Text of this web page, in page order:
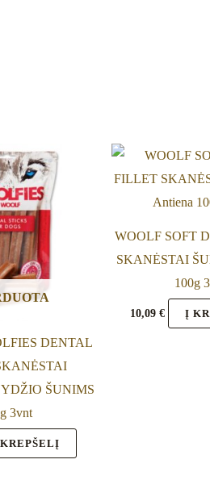
DENTAL
ŠUNIMS
3vnt
WOOLF SOFT
SKANĖSTAI
100g
10,09€ Į